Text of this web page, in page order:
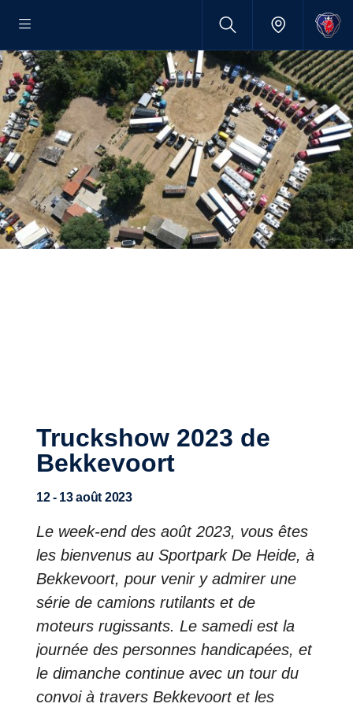
Truckshow 2023 de
Bekkevoort
12 - 13 août 2023
Le week-end des août 2023, vous êtes
les bienvenus au Sportpark De Heide, à
Bekkevoort, pour venir y admirer une
série de camions rutilants et de
moteurs rugissants. Le samedi est la
journée des personnes handicapées, et
le dimanche continue avec un tour du
convoi à travers Bekkevoort et les